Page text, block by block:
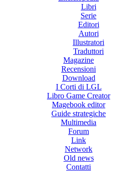
Libri
Serie
Editori
Autori
Illustratori
Traduttori
Magazine
Recensioni
Download
I Corti di LGL
Libro Game Creator
Magebook editor
Guide strategiche
Multimedia
Forum
Link
Network
Old news
Contatti